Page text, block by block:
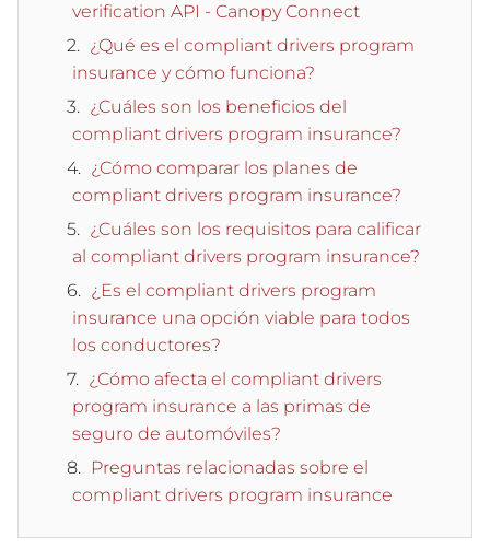
verification API - Canopy Connect
¿Qué es el compliant drivers program
insurance y cómo funciona?
¿Cuáles son los beneficios del
compliant drivers program insurance?
¿Cómo comparar los planes de
compliant drivers program insurance?
¿Cuáles son los requisitos para calificar
al compliant drivers program insurance?
¿Es el compliant drivers program
insurance una opción viable para todos
los conductores?
¿Cómo afecta el compliant drivers
program insurance a las primas de
seguro de automóviles?
Preguntas relacionadas sobre el
compliant drivers program insurance